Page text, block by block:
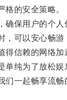
的安全策略。
保用户的个人
可以安心畅游
信赖的网络加
纯为了放松娱
一起畅享流畅